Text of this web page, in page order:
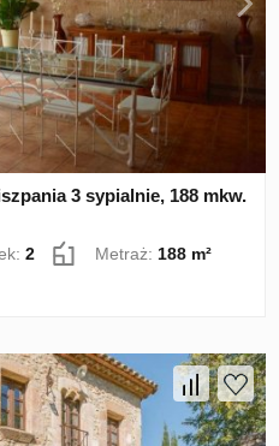
3 sypialnie, 188 mkw.
2 Metraż: 188 m²